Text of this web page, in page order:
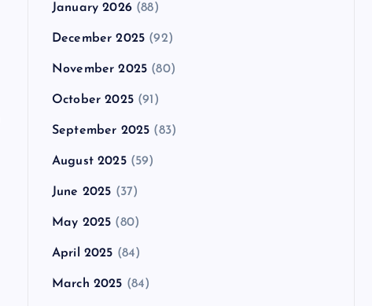
January 2026(88)
December 2025 (92)
November 2025 (80)
October 2025(91)
September 2025 (83)
August 2025(59)
June 2025 (37)
May 2025 (80)
April 2025 (84)
March 2025 (84)